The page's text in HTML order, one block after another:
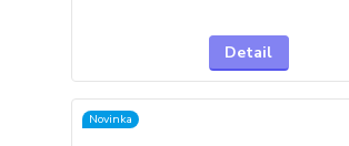
Detail
Novinka